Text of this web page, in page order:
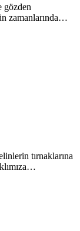
gözden
zamanlarında…
tırnaklarına